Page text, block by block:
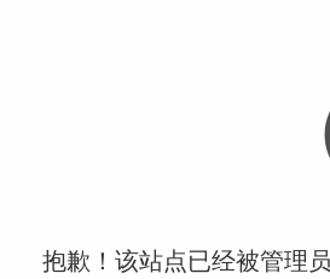
抱歉！该站点已经被管理